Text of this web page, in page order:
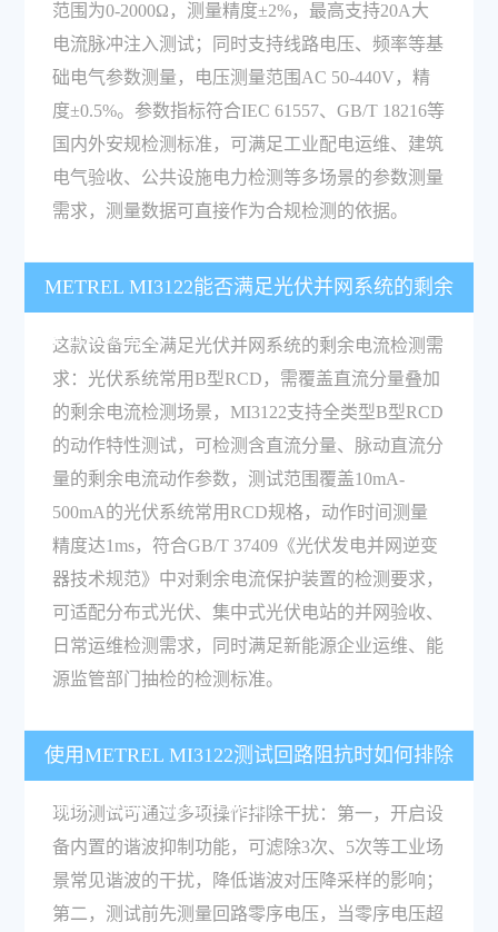
范围为0-2000Ω，测量精度±2%，最高支持20A大
电流脉冲注入测试；同时支持线路电压、频率等基
础电气参数测量，电压测量范围AC 50-440V，精
度±0.5%。参数指标符合IEC 61557、GB/T 18216等
国内外安规检测标准，可满足工业配电运维、建筑
电气验收、公共设施电力检测等多场景的参数测量
需求，测量数据可直接作为合规检测的依据。
METREL MI3122能否满足光伏并网系统的剩余
电流检测需求？
这款设备完全满足光伏并网系统的剩余电流检测需
求：光伏系统常用B型RCD，需覆盖直流分量叠加
的剩余电流检测场景，MI3122支持全类型B型RCD
的动作特性测试，可检测含直流分量、脉动直流分
量的剩余电流动作参数，测试范围覆盖10mA-
500mA的光伏系统常用RCD规格，动作时间测量
精度达1ms，符合GB/T 37409《光伏发电并网逆变
器技术规范》中对剩余电流保护装置的检测要求，
可适配分布式光伏、集中式光伏电站的并网验收、
日常运维检测需求，同时满足新能源企业运维、能
源监管部门抽检的检测标准。
使用METREL MI3122测试回路阻抗时如何排除
线路干扰提升测量准确性？
现场测试可通过多项操作排除干扰：第一，开启设
备内置的谐波抑制功能，可滤除3次、5次等工业场
景常见谐波的干扰，降低谐波对压降采样的影响；
第二，测试前先测量回路零序电压，当零序电压超